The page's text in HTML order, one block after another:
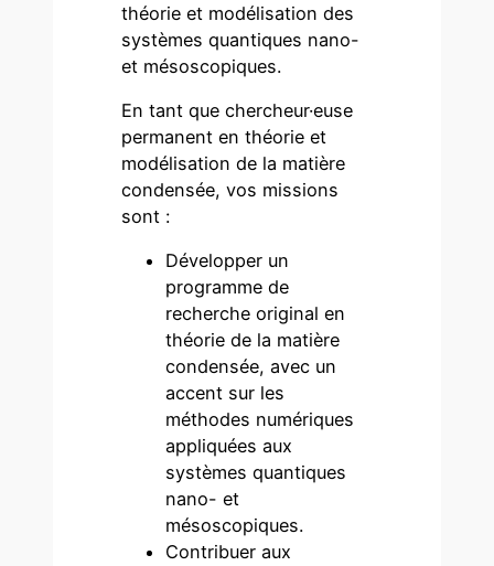
théorie et modélisation des
systèmes quantiques nano-
et mésoscopiques.
En tant que chercheur·euse
permanent en théorie et
modélisation de la matière
condensée, vos missions
sont :
Développer un
programme de
recherche original en
théorie de la matière
condensée, avec un
accent sur les
méthodes numériques
appliquées aux
systèmes quantiques
nano- et
mésoscopiques.
Contribuer aux